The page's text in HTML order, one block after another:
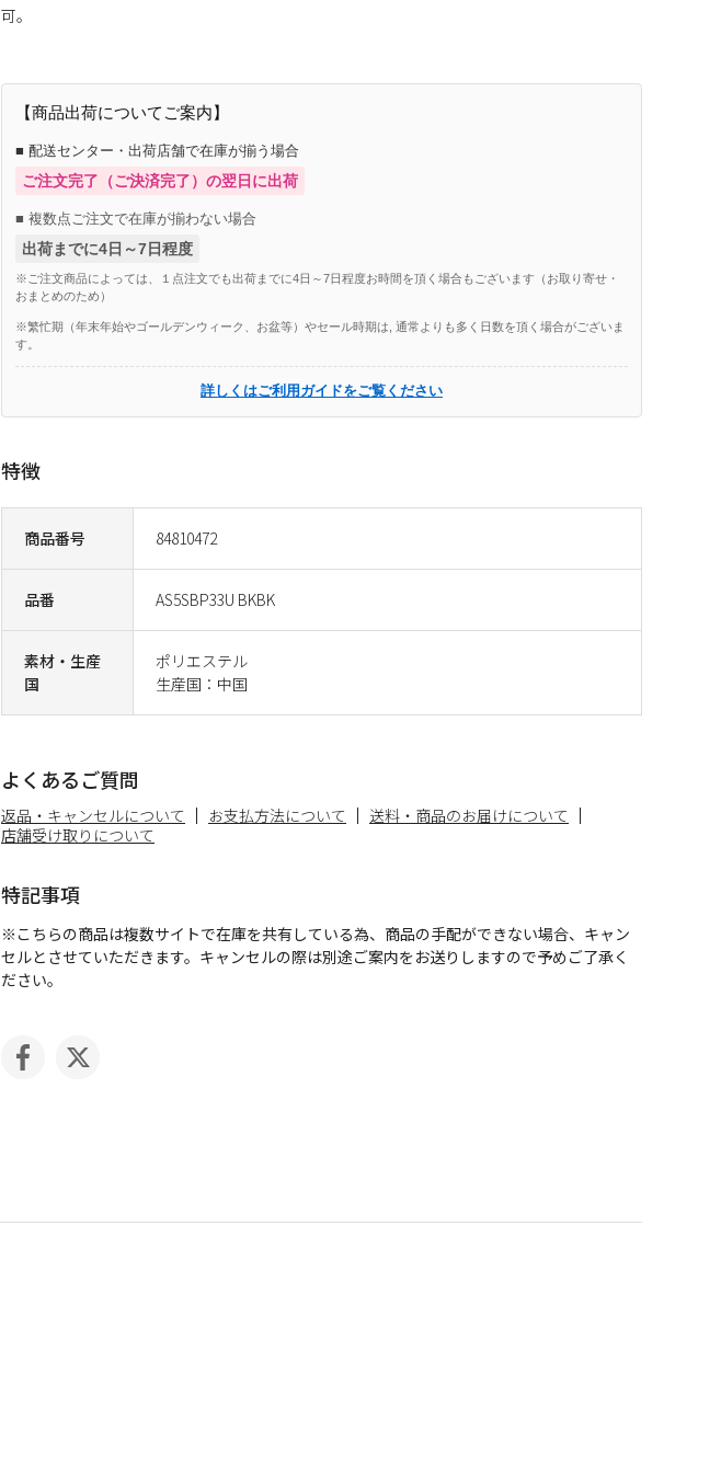
商品番号 84810472
品番 AS5SBP33U BKBK
素材・生産
国
ポリエステル
生産国：中国
可。
【商品出荷についてご案内】
■ 配送センター・出荷店舗で在庫が揃う場合
ご注文完了（ご決済完了）の翌日に出荷
■ 複数点ご注文で在庫が揃わない場合
出荷までに4日～7日程度
※ご注文商品によっては、１点注文でも出荷までに4日～7日程度お時間を頂く場合もございます（お取り寄せ・
おまとめのため）
※繁忙期（年末年始やゴールデンウィーク、お盆等）やセール時期は, 通常よりも多く日数を頂く場合がございま
す。
詳しくはご利用ガイドをご覧ください
特徴
よくあるご質問
返品・キャンセルについて お支払方法について
送料・商品のお届けについて
店舗受け取りについて
特記事項
※こちらの商品は複数サイトで在庫を共有している為、商品の手配ができない場合、キャン
セルとさせていただきます。キャンセルの際は別途ご案内をお送りしますので予めご了承く
ださい。